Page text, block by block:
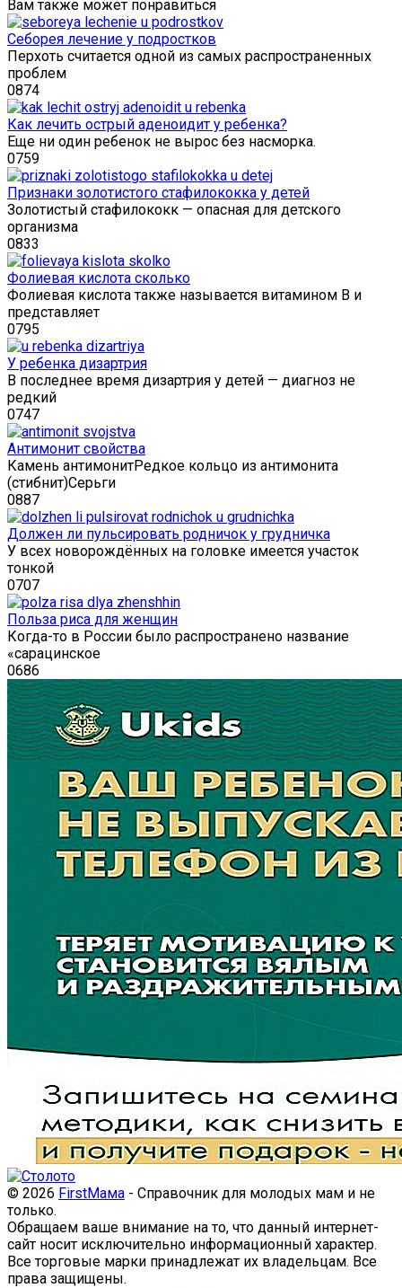
Вам также может понравиться
Себорея лечение у подростков
Перхоть считается одной из самых распространенных
проблем
0874
Как лечить острый аденоидит у ребенка?
Еще ни один ребенок не вырос без насморка.
0759
Признаки золотистого стафилококка у детей
Золотистый стафилококк — опасная для детского
организма
0833
Фолиевая кислота сколько
Фолиевая кислота также называется витамином В и
представляет
0795
У ребенка дизартрия
В последнее время дизартрия у детей — диагноз не
редкий
0747
Антимонит свойства
Камень антимонитРедкое кольцо из антимонита
(стибнит)Серьги
0887
Должен ли пульсировать родничок у грудничка
У всех новорождённых на головке имеется участок
тонкой
0707
Польза риса для женщин
Когда-то в России было распространено название
«сарацинское
0686
© 2026 FirstМама - Справочник для молодых мам и не
только.
Обращаем ваше внимание на то, что данный интернет-
сайт носит исключительно информационный характер.
Все торговые марки принадлежат их владельцам. Все
права защищены.